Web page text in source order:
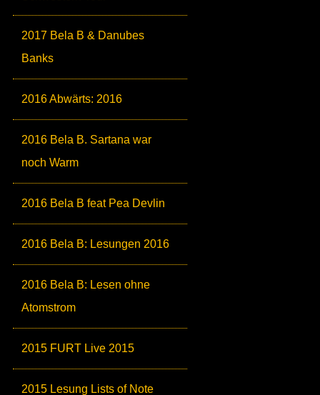
2017 Bela B & Danubes
Banks
2016 Abwärts: 2016
2016 Bela B. Sartana war
noch Warm
2016 Bela B feat Pea Devlin
2016 Bela B: Lesungen 2016
2016 Bela B: Lesen ohne
Atomstrom
2015 FURT Live 2015
2015 Lesung Lists of Note